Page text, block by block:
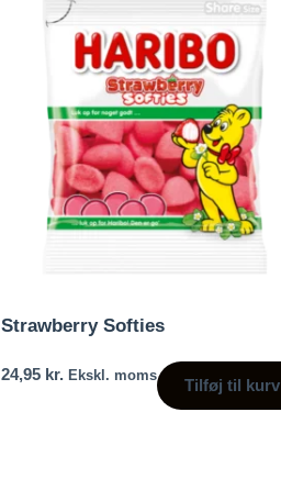
Strawberry Softies
24,95 kr. Ekskl. moms Tilføj til kurv